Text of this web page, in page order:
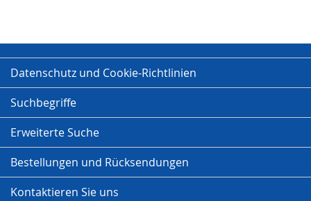
Datenschutz und Cookie-Richtlinien
Suchbegriffe
Erweiterte Suche
Bestellungen und Rücksendungen
Kontaktieren Sie uns